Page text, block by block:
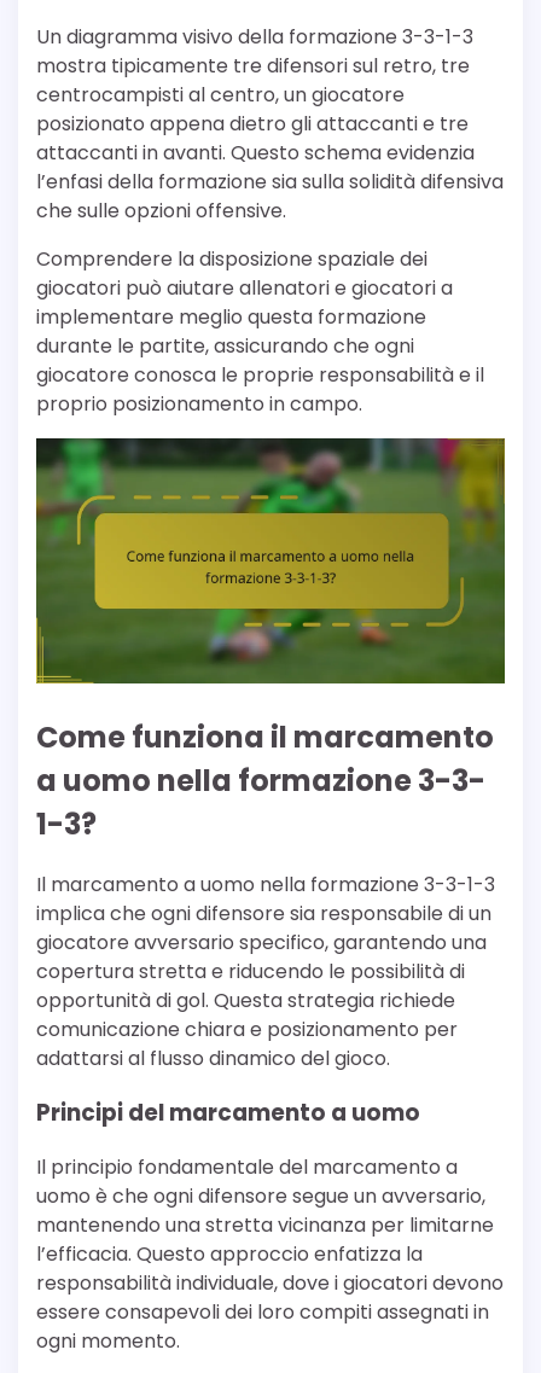
Un diagramma visivo della formazione 3-3-1-3
mostra tipicamente tre difensori sul retro, tre
centrocampisti al centro, un giocatore
posizionato appena dietro gli attaccanti e tre
attaccanti in avanti. Questo schema evidenzia
l’enfasi della formazione sia sulla solidità difensiva
che sulle opzioni offensive.
Comprendere la disposizione spaziale dei
giocatori può aiutare allenatori e giocatori a
implementare meglio questa formazione
durante le partite, assicurando che ogni
giocatore conosca le proprie responsabilità e il
proprio posizionamento in campo.
Come funziona il marcamento
a uomo nella formazione 3-3-
1-3?
Il marcamento a uomo nella formazione 3-3-1-3
implica che ogni difensore sia responsabile di un
giocatore avversario specifico, garantendo una
copertura stretta e riducendo le possibilità di
opportunità di gol. Questa strategia richiede
comunicazione chiara e posizionamento per
adattarsi al flusso dinamico del gioco.
Principi del marcamento a uomo
Il principio fondamentale del marcamento a
uomo è che ogni difensore segue un avversario,
mantenendo una stretta vicinanza per limitarne
l’efficacia. Questo approccio enfatizza la
responsabilità individuale, dove i giocatori devono
essere consapevoli dei loro compiti assegnati in
ogni momento.